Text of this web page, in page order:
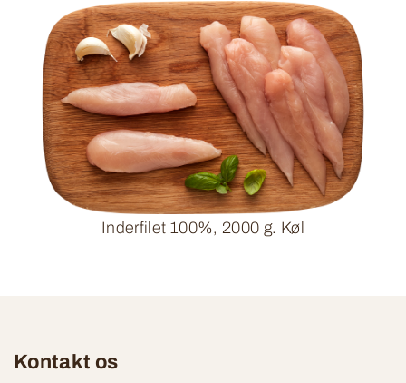
Inderfilet 100%, 2000 g. Køl
Kontakt os